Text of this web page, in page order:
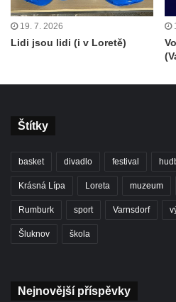
19. 7. 2026
Lidi jsou lidi (i v Loretě)
Štítky
basket divadlo festival
Krásná Lípa Loreta muzeum
Rumburk sport Varnsdorf
Šluknov škola
Nejnovější příspěvky